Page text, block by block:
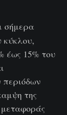
σήμερα
κύκλου,
έως 15% του
της